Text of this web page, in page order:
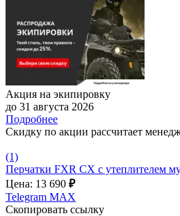
Акция на экипировку
до 31 августа 2026
Подробнее
Скидку по акции рассчитает
(1)
Перчатки FXR CX с утеплителем
Цена: 13 690 ₽
Telegram MAX
Скопировать ссылку